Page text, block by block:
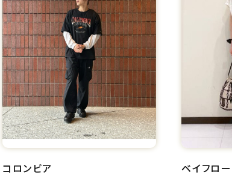
コロンビア ベイフロー